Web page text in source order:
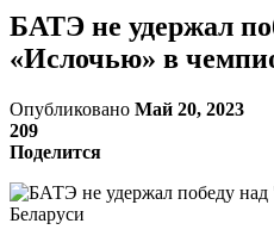
БАТЭ не удержал
«Ислочью» в
Опубликовано Май 20, 2023
209
Поделится